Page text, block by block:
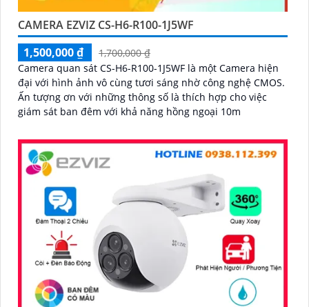
CAMERA EZVIZ CS-H6-R100-1J5WF
1,500,000 ₫
1,700,000 ₫
Camera quan sát CS-H6-R100-1J5WF là một Camera hiện
đại với hình ảnh vô cùng tươi sáng nhờ công nghệ CMOS.
Ấn tượng ơn với những thông số là thích hợp cho việc
giám sát ban đêm với khả năng hồng ngoại 10m